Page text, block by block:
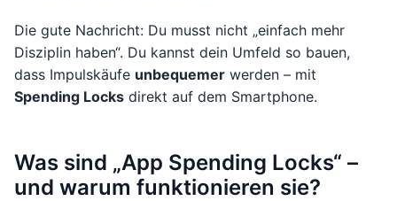
Die gute Nachricht: Du musst nicht „einfach mehr
Disziplin haben“. Du kannst dein Umfeld so bauen,
dass Impulskäufe unbequemer werden – mit
Spending Locks direkt auf dem Smartphone.
Was sind „App Spending Locks“ –
und warum funktionieren sie?